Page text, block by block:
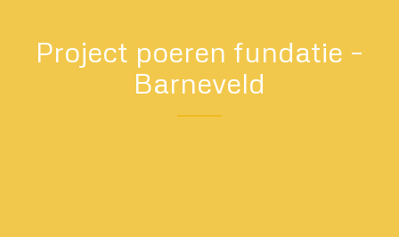
Project poeren fundatie –
Barneveld